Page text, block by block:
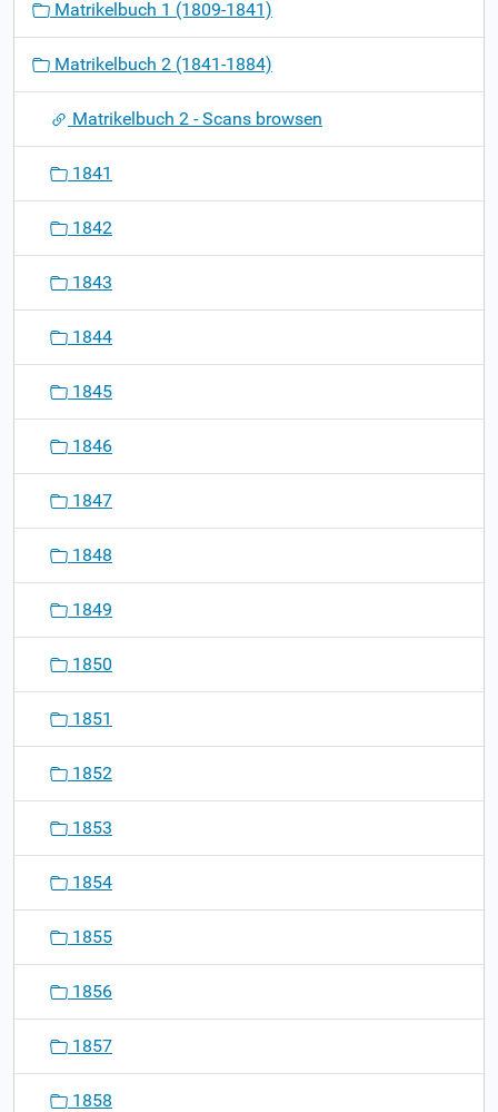
o
Matrikelbuch 1 (1809-1841)
Matrikelbuch 2 (1841-1884)
Matrikelbuch 2 - Scans browsen
1841
1842
1843
1844
1845
1846
1847
1848
1849
1850
1851
1852
1853
1854
1855
1856
1857
1858